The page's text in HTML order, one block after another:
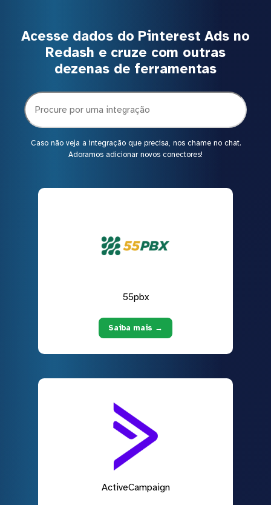
Acesse dados do Pinterest Ads no
Redash e cruze com outras
dezenas de ferramentas
Caso não veja a integração que precisa, nos chame no chat.
Adoramos adicionar novos conectores!
55pbx
Saiba mais →
ActiveCampaign